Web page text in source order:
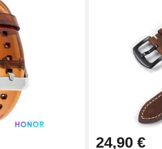
Montre
Bracelet Montre
24,90 €